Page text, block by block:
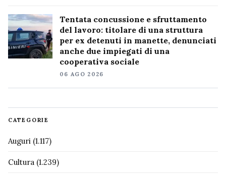
Tentata concussione e sfruttamento
del lavoro: titolare di una struttura
per ex detenuti in manette, denunciati
anche due impiegati di una
cooperativa sociale
06 AGO 2026
CATEGORIE
Auguri (1.117)
Cultura (1.239)